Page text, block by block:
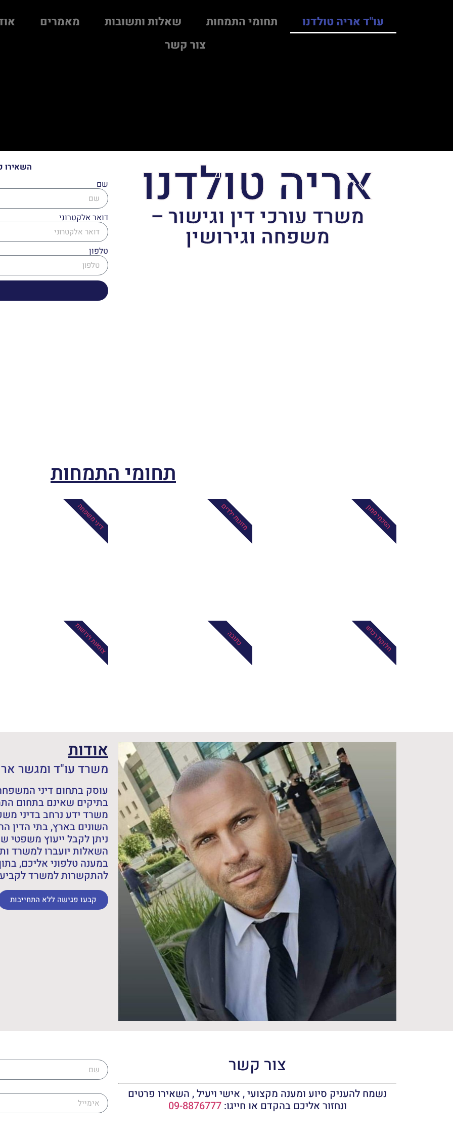
עו"ד אריה טולדנו תחומי התמחות שאלות ותשובות מאמרים
צור קשר
אריה טולדנו
משרד עורכי דין וגישור –
משפחה וגירושין
השאירו
שם
דואר אלקטרוני
טלפון
תחומי התמחות
הסכמי ממון מזונות ילדים דיני משפחה
חלוקת רכוש כתובה צוואות וירושות
אודות
משרד עו"ד ומגשר
עוסק בתחום דיני
בתיקים שאינם בתחום
משרד ידע נרחב בדיני
השונים בארץ, בתי הדין
ניתן לקבל ייעוץ
השאלות יועברו למשרד
במענה טלפוני אליכם,
להתקשרות למשרד
קבעו פגישה ללא התחייבות
צור קשר
נשמח להעניק סיוע ומענה מקצועי , אישי ויעיל , השאירו פרטים
ונחזור אליכם בהקדם או חייגו:09-8876777